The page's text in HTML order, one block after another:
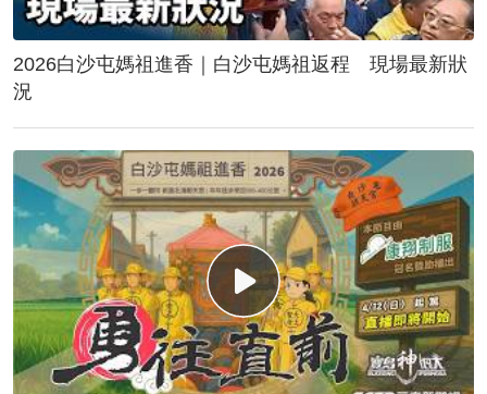
2026白沙屯媽祖進香｜白沙屯媽祖返程 現場最新狀
況